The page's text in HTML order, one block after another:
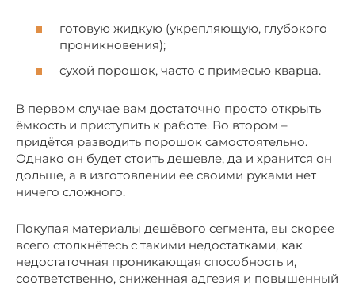
готовую жидкую (укрепляющую, глубокого
проникновения);
сухой порошок, часто с примесью кварца.
В первом случае вам достаточно просто открыть
ёмкость и приступить к работе. Во втором –
придётся разводить порошок самостоятельно.
Однако он будет стоить дешевле, да и хранится он
дольше, а в изготовлении ее своими руками нет
ничего сложного.
Покупая материалы дешёвого сегмента, вы скорее
всего столкнётесь с такими недостатками, как
недостаточная проникающая способность и,
соответственно, сниженная адгезия и повышенный